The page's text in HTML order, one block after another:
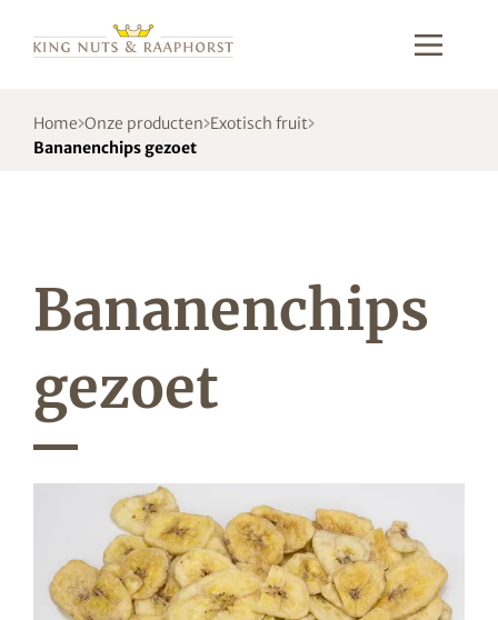
Home Onze producten Exotisch fruit
Bananenchips gezoet
Bananenchips
gezoet